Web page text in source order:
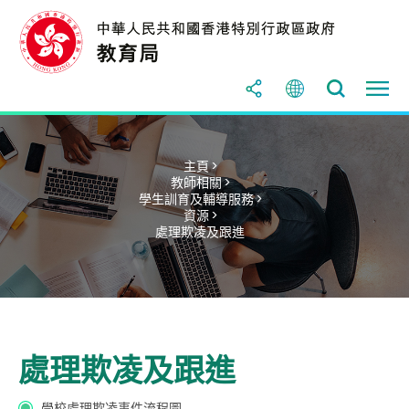
主頁 >
教師相關 >
學生訓育及輔導服務 >
資源 >
處理欺凌及跟進
處理欺凌及跟進